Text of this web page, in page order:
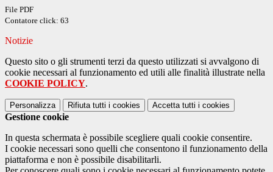
File PDF
Contatore click: 63
Notizie
Questo sito o gli strumenti terzi da questo utilizzati si avvalgono di
cookie necessari al funzionamento ed utili alle finalità illustrate nella
COOKIE POLICY.
Personalizza Rifiuta tutti i cookies Accetta tutti i cookies
Gestione cookie
In questa schermata è possibile scegliere quali cookie consentire.
I cookie necessari sono quelli che consentono il funzionamento della
piattaforma e non è possibile disabilitarli.